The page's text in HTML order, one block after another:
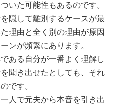
いた可能性もあるのです。
隠して離別するケースが最
理由と全く別の理由が原因
ンが頻繁にあります。
ある自分が一番よく理解し
聞き出せたとしても、それ
です。
人で元夫から本音を引き出